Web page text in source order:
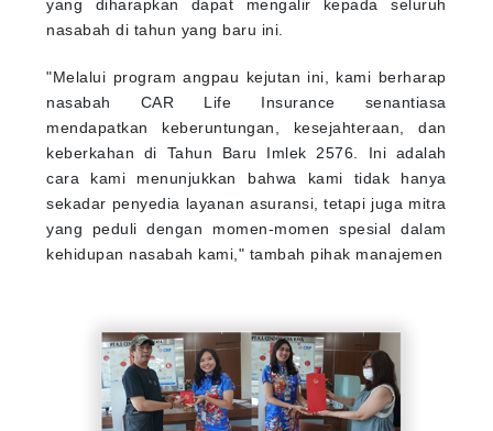
yang diharapkan dapat mengalir kepada seluruh
nasabah di tahun yang baru ini.
"Melalui program angpau kejutan ini, kami berharap
nasabah CAR Life Insurance senantiasa
mendapatkan keberuntungan, kesejahteraan, dan
keberkahan di Tahun Baru Imlek 2576. Ini adalah
cara kami menunjukkan bahwa kami tidak hanya
sekadar penyedia layanan asuransi, tetapi juga mitra
yang peduli dengan momen-momen spesial dalam
kehidupan nasabah kami," tambah pihak manajemen